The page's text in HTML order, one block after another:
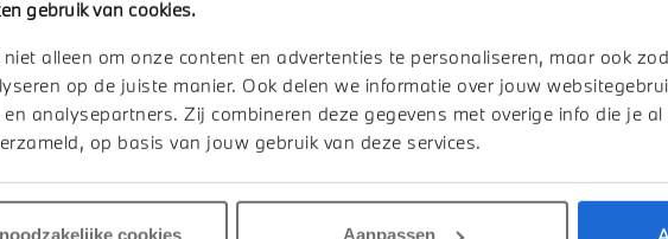
gebruik van cookies.
alleen om onze content en advertenties te personaliseren, maar ook
op de juiste manier. Ook delen we informatie over jouw
analysepartners. Zij combineren deze gegevens met overige info die je
op basis van jouw gebruik van deze services.
1 km 2026Hybride
€ 75.364
1 km2026Hybride
€ 75.669